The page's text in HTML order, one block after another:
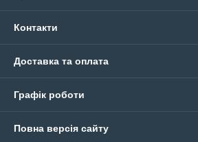
Контакти
Доставка та оплата
Графік роботи
Повна версія сайту